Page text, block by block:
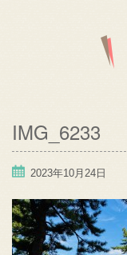
IMG_6233
2023年10月24日